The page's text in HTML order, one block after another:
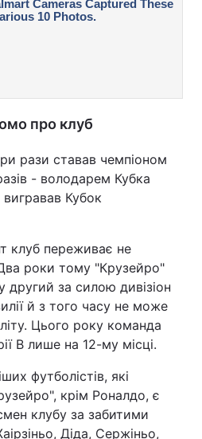
про клуб
рази ставав чемпіоном
- володарем Кубка
вигравав Кубок
клуб переживає не
роки тому "Крузейро"
другий за силою дивізіон
й з того часу не може
Цього року команда
В лише на 12-му місці.
футболістів, які
крім Роналдо, є
клубу за забитими
Діда, Сержіньо,